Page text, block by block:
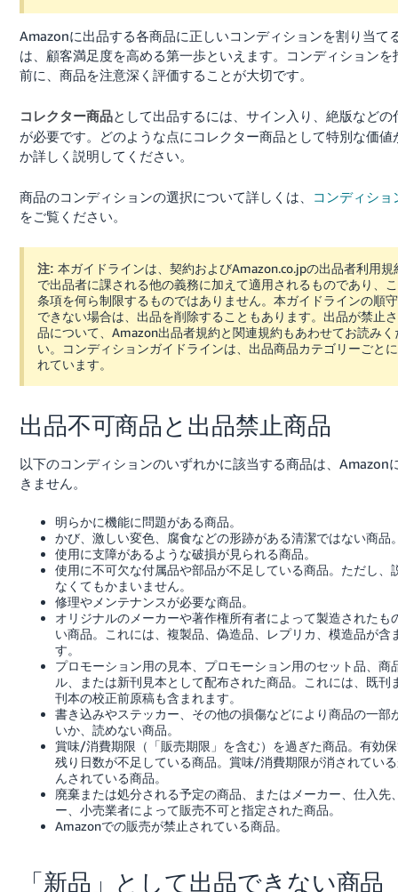
Amazonに出品する各商品に正しいコンディションを割り当て
は、顧客満足度を高める第一歩といえます。コンディションを
前に、商品を注意深く評価することが大切です。
コレクター商品として出品するには、サイン入り、絶版などの
が必要です。どのような点にコレクター商品として特別な価値
か詳しく説明してください。
商品のコンディションの選択について詳しくは、
コンディショ
をご覧ください。
注: 本ガイドラインは、契約およびAmazon.co.jpの出品者利用規
で出品者に課される他の義務に加えて適用されるものであり、
条項を何ら制限するものではありません。本ガイドラインの順
できない場合は、出品を削除することもあります。出品が禁止
品について、Amazon出品者規約と関連規約もあわせてお読みく
い。コンディションガイドラインは、出品商品カテゴリーごと
れています。
出品不可商品と出品禁止商品
以下のコンディションのいずれかに該当する商品は、Amazon
きません。
明らかに機能に問題がある商品。
かび、激しい変色、腐食などの形跡がある清潔ではない商品
使用に支障があるような破損が見られる商品。
使用に不可欠な付属品や部品が不足している商品。ただし、
なくてもかまいません。
修理やメンテナンスが必要な商品。
オリジナルのメーカーや著作権所有者によって製造されたも
い商品。これには、複製品、偽造品、レプリカ、模造品が含
す。
プロモーション用の見本、プロモーション用のセット品、商
ル、または新刊見本として配布された商品。これには、既刊
刊本の校正前原稿も含まれます。
書き込みやステッカー、その他の損傷などにより商品の一部
いか、読めない商品。
賞味/消費期限（「販売期限」を含む）を過ぎた商品。有効
残り日数が不足している商品。賞味/消費期限が消されてい
んされている商品。
廃棄または処分される予定の商品、またはメーカー、仕入先
ー、小売業者によって販売不可と指定された商品。
Amazonでの販売が禁止されている商品。
「新品」として出品できない商品